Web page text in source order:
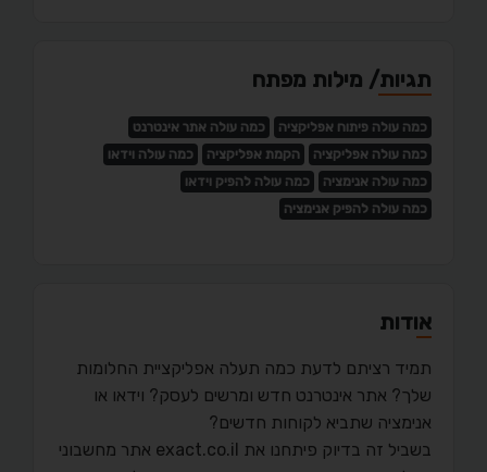
תגיות/ מילות מפתח
כמה עולה פיתוח אפליקציה
כמה עולה אתר אינטרנט
כמה עולה אפליקציה
הקמת אפליקציה
כמה עולה וידאו
כמה עולה אנימציה
כמה עולה להפיק וידאו
כמה עולה להפיק אנימציה
אודות
תמיד רציתם לדעת כמה תעלה אפליקציית החלומות
שלך? אתר אינטרנט חדש ומרשים לעסק? וידאו או
אנימציה שתביא לקוחות חדשים?
בשביל זה בדיוק פיתחנו את exact.co.il אתר מחשבוני